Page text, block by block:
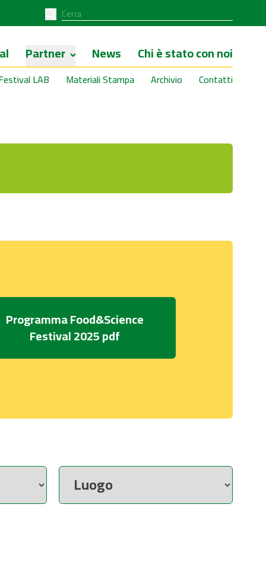
Partner News Chi è stato con noi
LAB Materiali Stampa Archivio Contatti
Programma Food&Science
Festival 2025 pdf